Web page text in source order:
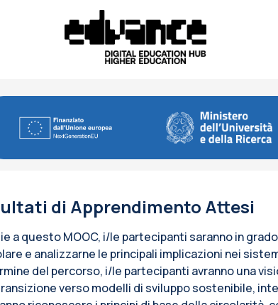
di Apprendimento Attesi
a questo MOOC, i/le partecipanti saranno in
e analizzarne le principali implicazioni nei
del percorso, i/le partecipanti avranno una
verso modelli di sviluppo sostenibile,